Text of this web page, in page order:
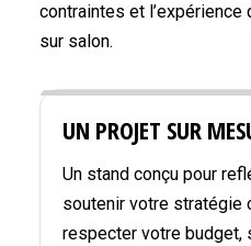
contraintes et
sur salon.
UN PROJET SUR
Un stand conçu pour
soutenir votre stratégie
respecter votre budget,